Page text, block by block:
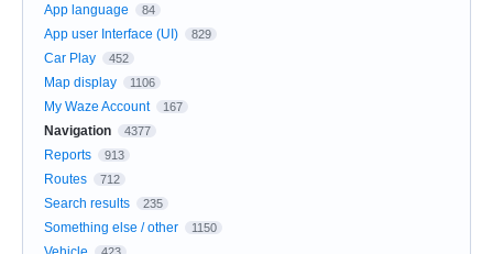
App language 84
App user Interface (UI) 829
Car Play 452
Map display 1106
My Waze Account 167
Navigation 4377
Reports 913
Routes 712
Search results 235
Something else / other 1150